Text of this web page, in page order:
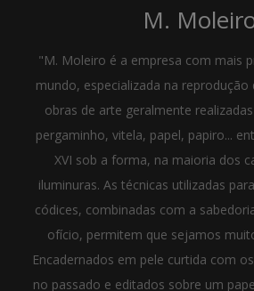
M.
"M. Moleiro é a empresa com mais
mundo, especializada na reprodução
obras de arte geralmente
pergaminho, vitela, papel, papiro...
XVI sob a forma, na maioria dos
iluminuras. As técnicas utilizadas
códices, combinadas com a
ofício, permitem que sejamos
Encadernados em pele curtida com
no passado e editados sobre um